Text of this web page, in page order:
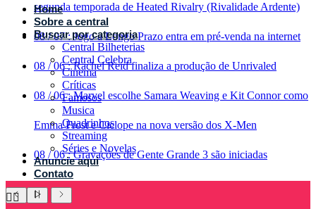
segunda temporada de Heated Rivalry (Rivalidade Ardente)
08 / 07 : Jogo a Longo Prazo entra em pré-venda na internet
08 / 06 : Rachel Reid finaliza a produção de Unrivaled
08 / 06 : Marvel escolhe Samara Weaving e Kit Connor como
Emma Frost e Ciclope na nova versão dos X-Men
08 / 06 : Gravações de Gente Grande 3 são iniciadas
Home
Sobre a central
Buscar por categoria
Central Bilheterias
Central Celebra
Cinema
Críticas
Famosos
Musica
Quadrinhos
Streaming
Séries e Novelas
Anuncie aqui
Contato